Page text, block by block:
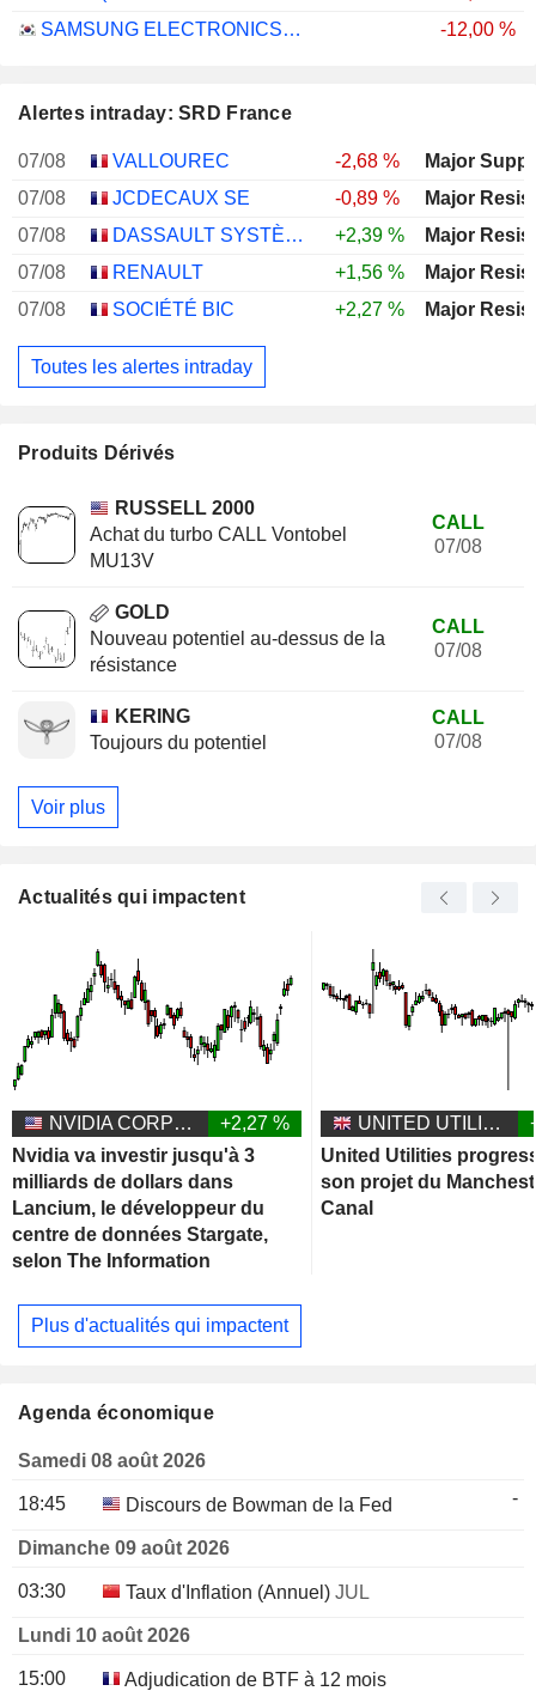
SAMSUNG ELECTRONICS CO., LTD.
-12,00 %
Alertes intraday: SRD France
07/08 VALLOUREC -2,68 %
Major
07/08
JCDECAUX SE -0,89 %
Major
07/08
DASSAULT SYSTÈMES SE +2,39 %
Major
07/08
RENAULT +1,56 %
Major
07/08
SOCIÉTÉ BIC +2,27 % Major
Toutes les alertes intraday
Produits Dérivés
RUSSELL 2000
Achat du turbo CALL Vontobel
MU13V
CALL
07/08
GOLD
Nouveau potentiel au-dessus de la
résistance
CALL
07/08
KERING
Toujours du potentiel
CALL
07/08
Voir plus
Actualités qui impactent
NVIDIA CORPORATION
+2,27 %
Nvidia va investir jusqu'à 3
milliards de dollars dans
Lancium, le développeur du
centre de données Stargate,
selon The Information
UNITED UTILITIES GROUP PLC
United Utilities
son projet du
Canal
Plus d'actualités qui impactent
Agenda économique
Samedi 08 août 2026
18:45 Discours de Bowman de la Fed -
Dimanche 09 août 2026
03:30 Taux d'Inflation (Annuel) JUL
Lundi 10 août 2026
15:00 Adjudication de BTF à 12 mois